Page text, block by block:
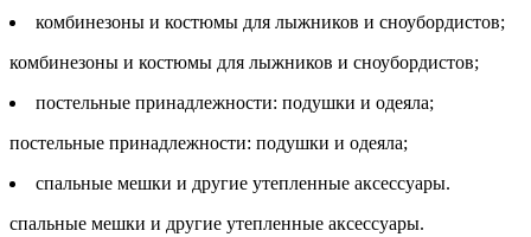
комбинезоны и костюмы для лыжников и сноубордистов;
комбинезоны и костюмы для лыжников и сноубордистов;
постельные принадлежности: подушки и одеяла;
постельные принадлежности: подушки и одеяла;
спальные мешки и другие утепленные аксессуары.
спальные мешки и другие утепленные аксессуары.